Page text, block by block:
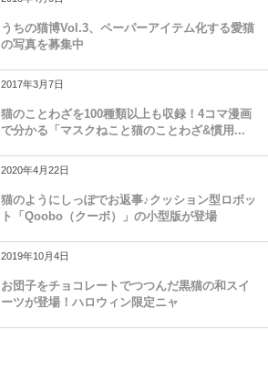
うちの猫博Vol.3、ペーパーアイテム化する愛猫
の写真を募集中
2017年3月7日
猫のことわざを100種類以上も収録！4コマ漫画
で分かる「マスクねこと猫のことわざ&慣用...
2020年4月22日
猫のようにしっぽでお返事♪クッション型ロボッ
ト「Qoobo（クーボ）」の小型版が登場
2019年10月4日
お団子をチョコレートでつつんだ黒猫の和スイ
ーツが登場！ハロウィン限定ニャ